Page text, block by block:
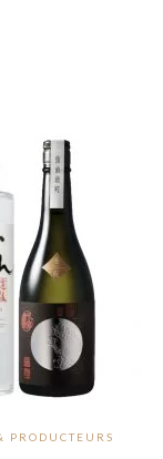
PRODUCTEURS